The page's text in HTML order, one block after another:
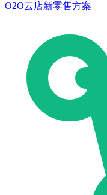
O2O云店新零售方案